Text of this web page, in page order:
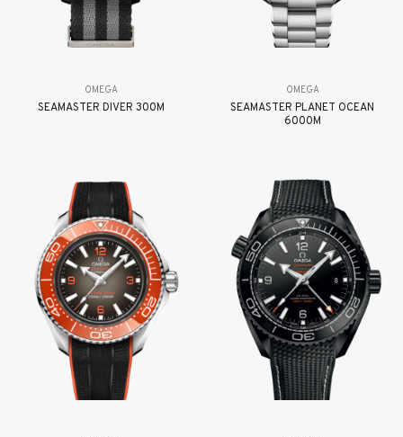
OMEGA
SEAMASTER DIVER 300M
OMEGA
SEAMASTER PLANET OCEAN
6000M